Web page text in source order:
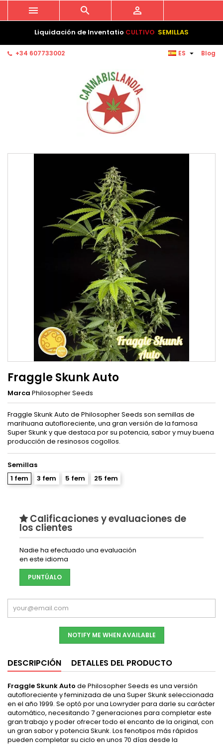
Liquidación de Inventatio CULTIVO SEMILLAS
Blog
+34 607733002 ES 
  
Fraggle Skunk Auto
Marca Philosopher Seeds
Fraggle Skunk Auto de Philosopher Seeds son semillas de
marihuana autofloreciente, una gran versión de la famosa
Super Skunk y que destaca por su potencia, sabor y muy buena
producción de resinosos cogollos.
Semillas
1 fem
3 fem 5 fem 25 fem
Calificaciones y evaluaciones de
los clientes
Nadie ha efectuado una evaluación
en este idioma
PUNTÚALO
NOTIFY ME WHEN AVAILABLE
DESCRIPCIÓN DETALLES DEL PRODUCTO
Fraggle Skunk Auto de Philosopher Seeds es una versión
autofloreciente y feminizada de una Super Skunk seleccionada
en el año 1999. Se optó por una Lowryder para darle su carácter
automático, necesitando 7 generaciones para completar este
gran trabajo y poder ofrecer todo el encanto de la original, con
un gran sabor y potencia Skunk. Los fenotipos más rápidos
pueden completar su ciclo en unos 70 días desde la